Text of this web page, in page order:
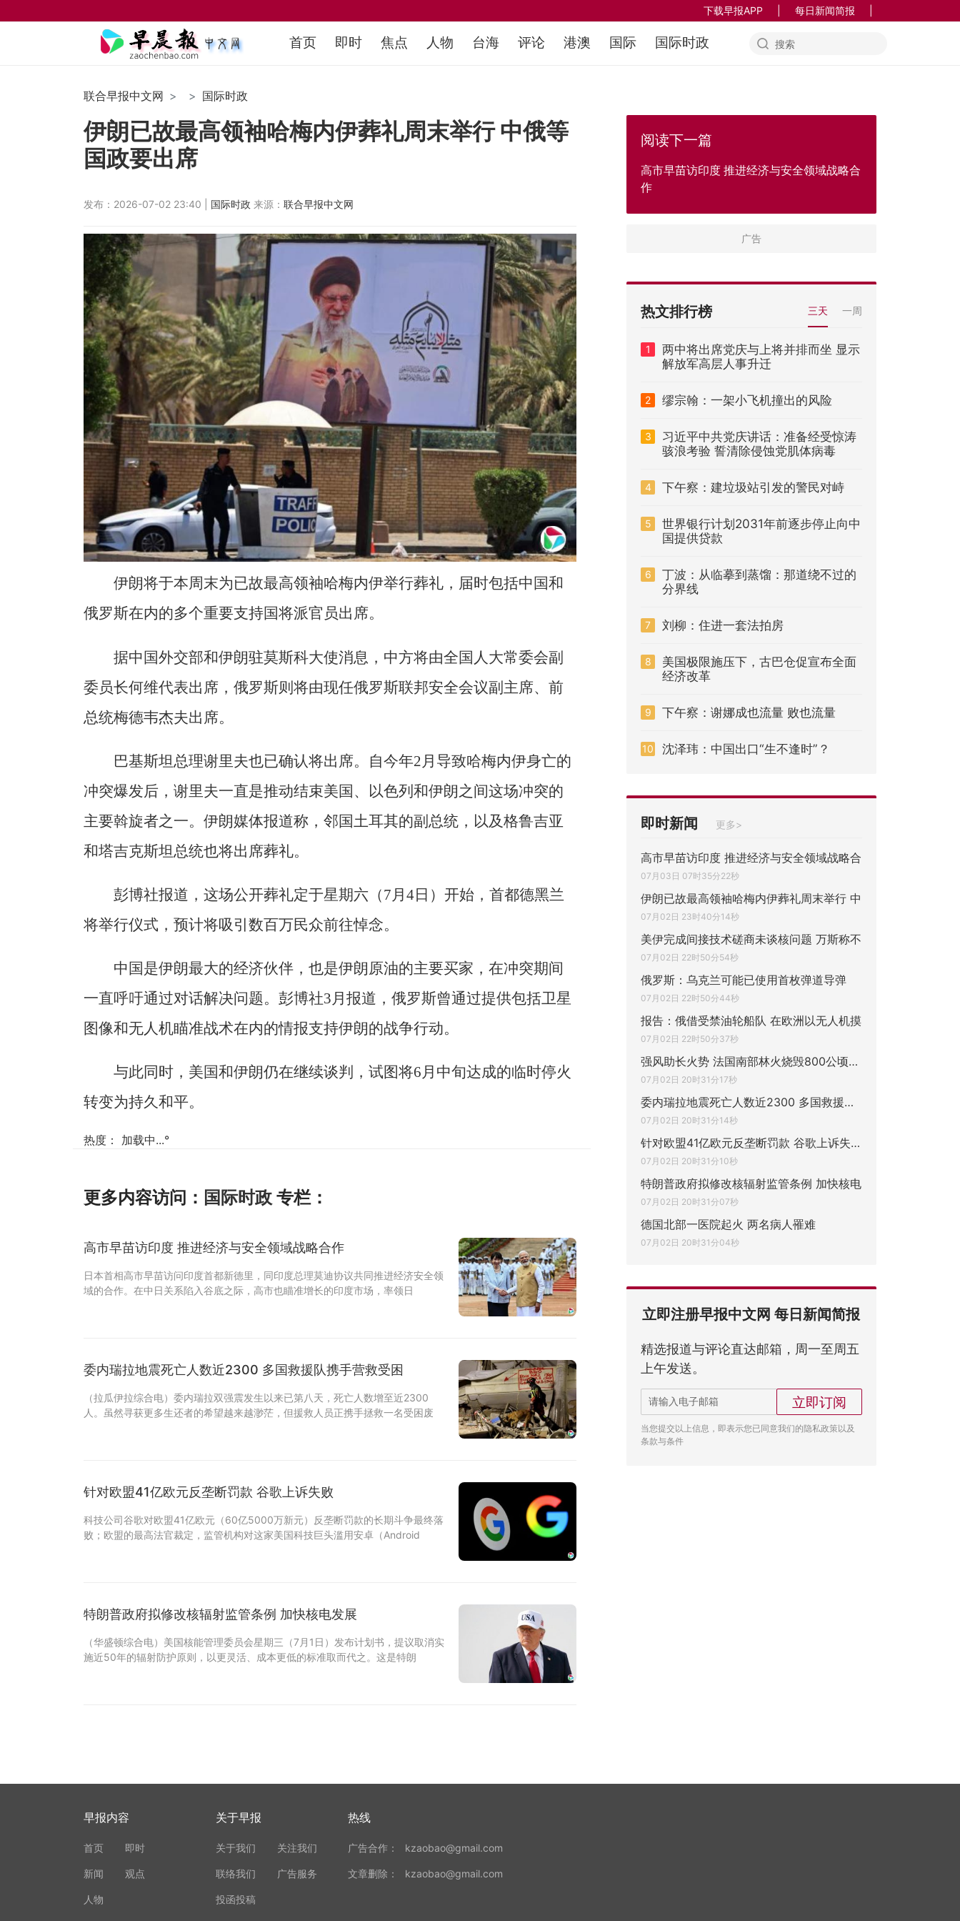
下载早报APP 每日新闻简报
首页 即时 焦点 人物 台海 评论 港澳 国际 国际时政
联合早报中文网 国际时政
伊朗已故最高领袖哈梅内伊葬礼周末举行 中俄等
国政要出席
发布：2026-07-02 23:40 | 国际时政 来源： 联合早报中文网
伊朗将于本周末为已故最高领袖哈梅内伊举行葬礼，届时包括中国和
俄罗斯在内的多个重要支持国将派官员出席。
据中国外交部和伊朗驻莫斯科大使消息，中方将由全国人大常委会副
委员长何维代表出席，俄罗斯则将由现任俄罗斯联邦安全会议副主席、前
总统梅德韦杰夫出席。
巴基斯坦总理谢里夫也已确认将出席。自今年2月导致哈梅内伊身亡的
冲突爆发后，谢里夫一直是推动结束美国、以色列和伊朗之间这场冲突的
主要斡旋者之一。伊朗媒体报道称，邻国土耳其的副总统，以及格鲁吉亚
和塔吉克斯坦总统也将出席葬礼。
彭博社报道，这场公开葬礼定于星期六（7月4日）开始，首都德黑兰
将举行仪式，预计将吸引数百万民众前往悼念。
中国是伊朗最大的经济伙伴，也是伊朗原油的主要买家，在冲突期间
一直呼吁通过对话解决问题。彭博社3月报道，俄罗斯曾通过提供包括卫星
图像和无人机瞄准战术在内的情报支持伊朗的战争行动。
与此同时，美国和伊朗仍在继续谈判，试图将6月中旬达成的临时停火
转变为持久和平。
热度： 加载中...°
更多内容访问： 国际时政 专栏：
高市早苗访印度 推进经济与安全领域战略合作
日本首相高市早苗访问印度首都新德里，同印度总理莫迪协议共同推进经济安全领
域的合作。在中日关系陷入谷底之际，高市也瞄准增长的印度市场，率领日
委内瑞拉地震死亡人数近2300 多国救援队携手营救受困
（拉瓜伊拉综合电）委内瑞拉双强震发生以来已第八天，死亡人数增至近2300
人。虽然寻获更多生还者的希望越来越渺茫，但援救人员正携手拯救一名受困废
针对欧盟41亿欧元反垄断罚款 谷歌上诉失败
科技公司谷歌对欧盟41亿欧元（60亿5000万新元）反垄断罚款的长期斗争最终落
败；欧盟的最高法官裁定，监管机构对这家美国科技巨头滥用安卓（Android
特朗普政府拟修改核辐射监管条例 加快核电发展
（华盛顿综合电）美国核能管理委员会星期三（7月1日）发布计划书，提议取消实
施近50年的辐射防护原则，以更灵活、成本更低的标准取而代之。这是特朗
阅读下一篇
高市早苗访印度 推进经济与安全领域战略合
作
热文排行榜 三天 一周
1
两中将出席党庆与上将并排而坐 显示
解放军高层人事升迁
2 缪宗翰：一架小飞机撞出的风险
3
习近平中共党庆讲话：准备经受惊涛
骇浪考验 誓清除侵蚀党肌体病毒
4 下午察：建垃圾站引发的警民对峙
5
世界银行计划2031年前逐步停止向中
国提供贷款
6
丁波：从临摹到蒸馏：那道绕不过的
分界线
7 刘柳：住进一套法拍房
8
美国极限施压下，古巴仓促宣布全面
经济改革
9 下午察：谢娜成也流量 败也流量
10 沈泽玮：中国出口“生不逢时”？
即时新闻 更多>
高市早苗访印度 推进经济与安全领域战略合
07月03日 07时35分22秒
伊朗已故最高领袖哈梅内伊葬礼周末举行 中
07月02日 23时40分14秒
美伊完成间接技术磋商未谈核问题 万斯称不
07月02日 22时50分54秒
俄罗斯：乌克兰可能已使用首枚弹道导弹
07月02日 22时50分44秒
报告：俄借受禁油轮船队 在欧洲以无人机摸
07月02日 22时50分37秒
强风助长火势 法国南部林火烧毁800公顷土地
07月02日 20时31分17秒
委内瑞拉地震死亡人数近2300 多国救援队携
07月02日 20时31分14秒
针对欧盟41亿欧元反垄断罚款 谷歌上诉失败
07月02日 20时31分10秒
特朗普政府拟修改核辐射监管条例 加快核电
07月02日 20时31分07秒
德国北部一医院起火 两名病人罹难
07月02日 20时31分04秒
立即注册早报中文网 每日新闻简报
精选报道与评论直达邮箱，周一至周五
上午发送。
立即订阅
当您提交以上信息，即表示您已同意我们的隐私政策以及
条款与条件
早报内容
首页 即时
新闻 观点
人物
关于早报
关于我们 关注我们
联络我们 广告服务
投函投稿
热线
广告合作： kzaobao@gmail.com
文章删除： kzaobao@gmail.com